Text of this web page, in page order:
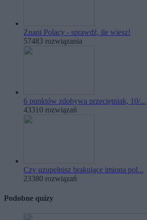
Znani Polacy - sprawdź, ile wiesz!
57483 rozwiązania
6 punktów zdobywa przeciętniak, 10/...
43310 rozwiązań
Czy uzupełnisz brakujące imiona pol...
23380 rozwiązań
Podobne quizy